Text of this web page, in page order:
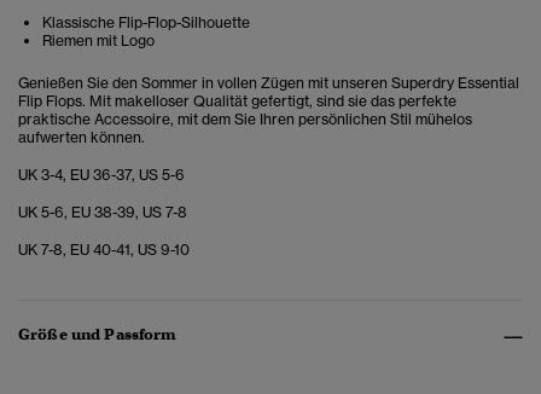
Klassische Flip-Flop-Silhouette
Riemen mit Logo
Genießen Sie den Sommer in vollen Zügen mit unseren Superdry Essential
Flip Flops. Mit makelloser Qualität gefertigt, sind sie das perfekte
praktische Accessoire, mit dem Sie Ihren persönlichen Stil mühelos
aufwerten können.
UK 3-4, EU 36-37, US 5-6
UK 5-6, EU 38-39, US 7-8
UK 7-8, EU 40-41, US 9-10
Größe und Passform